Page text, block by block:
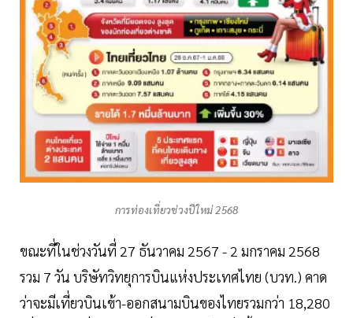
การท่องเที่ยวช่วงปีใหม่ 2568
ขณะที่ในช่วงวันที่ 27 ธันวาคม 2567 - 2 มกราคม 2568
รวม 7 วัน บริษัทวิทยุการบินแห่งประเทศไทย (บวท.) คาด
ว่าจะมีเที่ยวบินเข้า-ออกสนามบินของไทยรวมกว่า 18,280